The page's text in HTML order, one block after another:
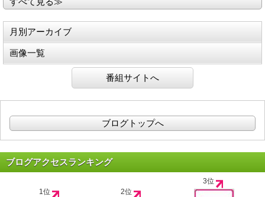
月別アーカイブ
画像一覧
番組サイトへ
ブログトップへ
ブログアクセスランキング
1位 2位
3位